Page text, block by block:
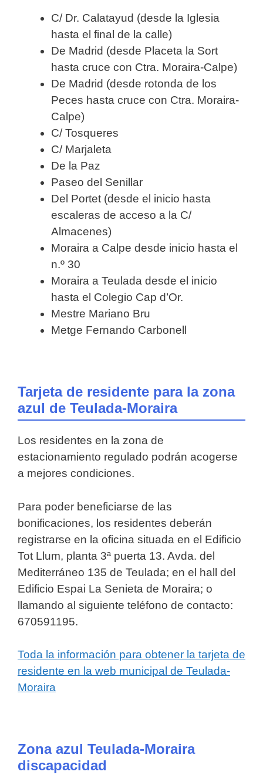
C/ Dr. Calatayud (desde la Iglesia
hasta el final de la calle)
De Madrid (desde Placeta la Sort
hasta cruce con Ctra. Moraira-Calpe)
De Madrid (desde rotonda de los
Peces hasta cruce con Ctra. Moraira-
Calpe)
C/ Tosqueres
C/ Marjaleta
De la Paz
Paseo del Senillar
Del Portet (desde el inicio hasta
escaleras de acceso a la C/
Almacenes)
Moraira a Calpe desde inicio hasta el
n.º 30
Moraira a Teulada desde el inicio
hasta el Colegio Cap d’Or.
Mestre Mariano Bru
Metge Fernando Carbonell
Tarjeta de residente para la zona
azul de Teulada-Moraira
Los residentes en la zona de
estacionamiento regulado podrán acogerse
a mejores condiciones.
Para poder beneficiarse de las
bonificaciones, los residentes deberán
registrarse en la oficina situada en el Edificio
Tot Llum, planta 3ª puerta 13. Avda. del
Mediterráneo 135 de Teulada; en el hall del
Edificio Espai La Senieta de Moraira; o
llamando al siguiente teléfono de contacto:
670591195.
Toda la información para obtener la tarjeta de
residente en la web municipal de Teulada-
Moraira
Zona azul Teulada-Moraira
discapacidad